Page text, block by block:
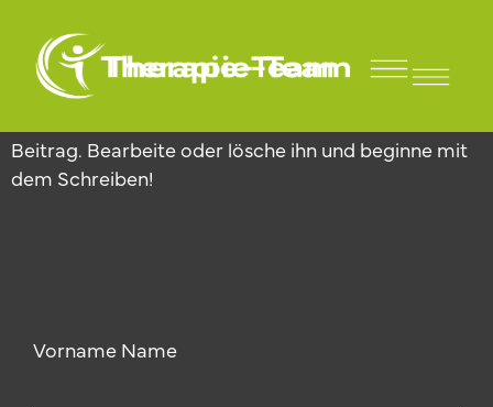
Hallo Welt!
Beitrag. Bearbeite oder lösche ihn und beginne mit
dem Schreiben!
Vorname Name